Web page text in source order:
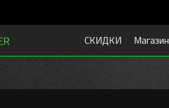
СКИДКИ Магазин